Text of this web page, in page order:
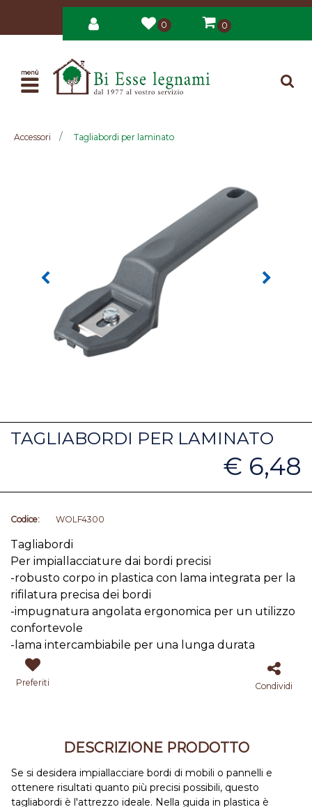
0 0
Open
Accessori Tagliabordi per laminato
TAGLIABORDI PER LAMINATO
€ 6,48
Codice: WOLF4300
Tagliabordi
Per impiallacciature dai bordi precisi
-robusto corpo in plastica con lama integrata per la
rifilatura precisa dei bordi
-impugnatura angolata ergonomica per un utilizzo
confortevole
-lama intercambiabile per una lunga durata
Preferiti Condividi
DESCRIZIONE PRODOTTO
Se si desidera impiallacciare bordi di mobili o pannelli e
ottenere risultati quanto più precisi possibili, questo
tagliabordi è l'attrezzo ideale. Nella guida in plastica è